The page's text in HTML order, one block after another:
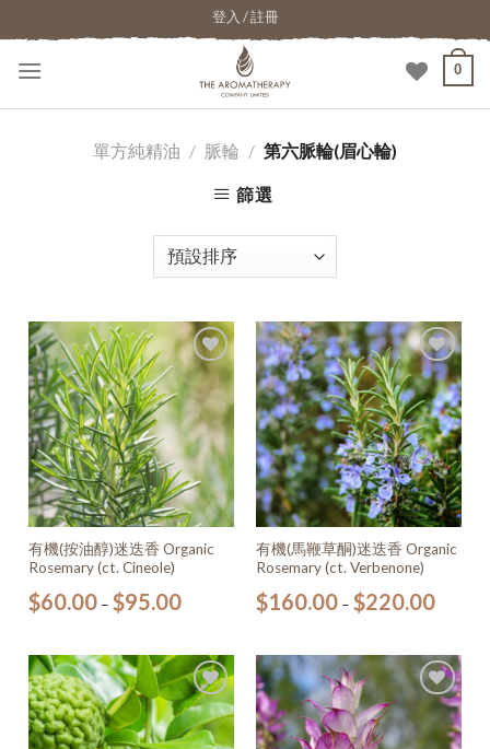
登入 / 註冊
0
單方純精油 / 脈輪 / 第六脈輪(眉心輪)
篩選
加入
願望
清單
有機(按油醇)迷迭香 Organic
Rosemary (ct. Cineole)
$60.00 – $95.00
加入
願望
清單
有機(馬鞭草酮)迷迭香 Organic
Rosemary (ct. Verbenone)
$160.00– $220.00
加入
願望
清單
加入
願望
清單